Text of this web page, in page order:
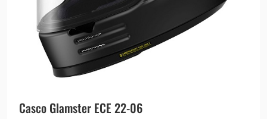
Casco Glamster ECE 22-06